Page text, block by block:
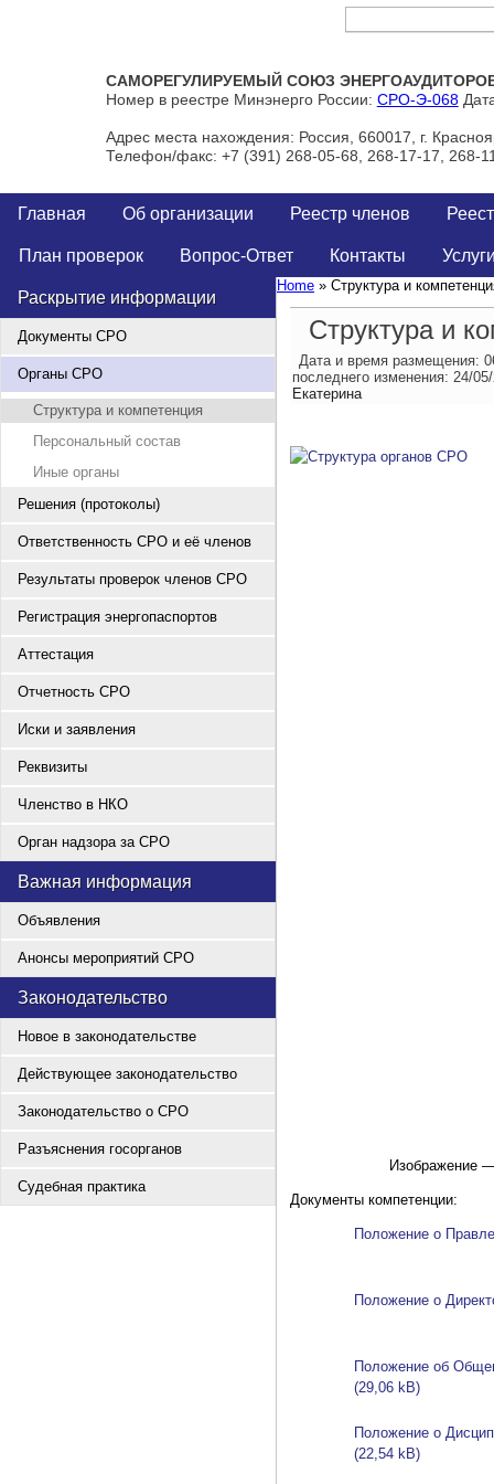
САМОРЕГУЛИРУЕМЫЙ СОЮЗ
Номер в реестре Минэнерго России: СРО-Э-068
Адрес места нахождения: Россия, 660017, г.
Телефон/факс: +7 (391) 268-05-68, 268-17-17, 268-
Главная Об организации Реестр членов
План проверок Вопрос-Ответ Контакты
Раскрытие информации
Документы СРО
Органы СРО
Структура и компетенция
Персональный состав
Иные органы
Решения (протоколы)
Ответственность СРО и её членов
Результаты проверок членов СРО
Регистрация энергопаспортов
Аттестация
Отчетность СРО
Иски и заявления
Реквизиты
Членство в НКО
Орган надзора за СРО
Важная информация
Объявления
Анонсы мероприятий СРО
Законодательство
Новое в законодательстве
Действующее законодательство
Законодательство о СРО
Разъяснения госорганов
Судебная практика
Home » Структура и
Структура и
Дата и время размещения:
последнего изменения: 24/
Екатерина
Изображение
Документы компетенции:
Положение о
Положение о
Положение об
Положение о